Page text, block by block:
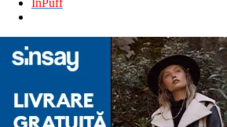
InPuff